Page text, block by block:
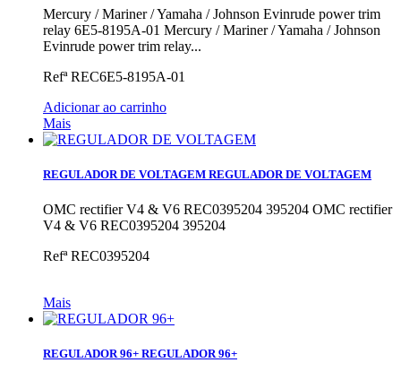
Mercury / Mariner / Yamaha / Johnson Evinrude power trim
relay 6E5-8195A-01 Mercury / Mariner / Yamaha / Johnson
Evinrude power trim relay...
RefªREC6E5-8195A-01
Adicionar ao carrinho
Mais
REGULADOR DE VOLTAGEM REGULADOR DE VOLTAGEM
OMC rectifier V4 & V6 REC0395204 395204 OMC rectifier
V4 & V6 REC0395204 395204
RefªREC0395204
Mais
REGULADOR 96+ REGULADOR 96+